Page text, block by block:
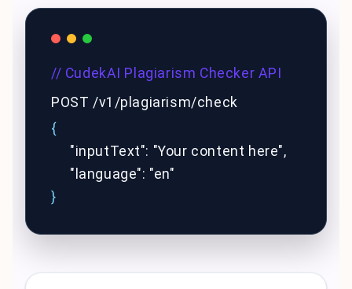
// CudekAI Plagiarism Checker API
POST /v1/plagiarism/check
{
"inputText": "Your content here",
"language": "en"
}